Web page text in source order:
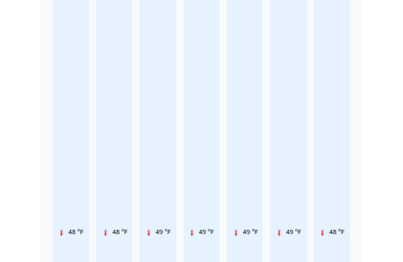
48 °F 48 °F 49 °F 49 °F 49 °F 49 °F 48 °F